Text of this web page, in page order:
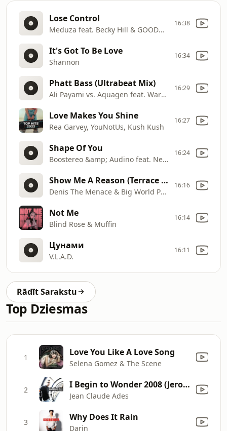
Lose Control
Meduza feat. Becky Hill & GOODBOYS
16:38
It's Got To Be Love
Shannon
16:34
Phatt Bass (Ultrabeat Mix)
Ali Payami vs. Aquagen feat. Warp Brothers
16:29
Love Makes You Shine
Rea Garvey, YouNotUs, Kush Kush
16:27
Shape Of You
Boostereo &amp; Audino feat. Nexeri
16:24
Show Me A Reason (Terrace Mix)
Denis The Menace & Big World Pres. Philipp Van Het Veld
16:16
Not Me
Blind Rose & Muffin
16:14
Цунами
V.L.A.D.
16:11
Rādīt Sarakstu
Top Dziesmas
1 Love You Like A Love Song
Selena Gomez & The Scene
2 I Begin to Wonder 2008 (Jerome Isma-Ae Remix)
Jean Claude Ades
3 Why Does It Rain
Darin